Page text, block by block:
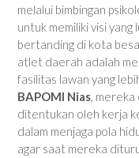
melalui bimbingan
untuk memiliki visi
bertanding di kota
atlet daerah adalah
fasilitas lawan yang
BAPOMI Nias, mereka
ditentukan oleh kerja
dalam menjaga pola
agar saat mereka